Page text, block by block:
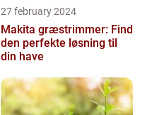
27 february 2024
Makita græstrimmer: Find
den perfekte løsning til
din have